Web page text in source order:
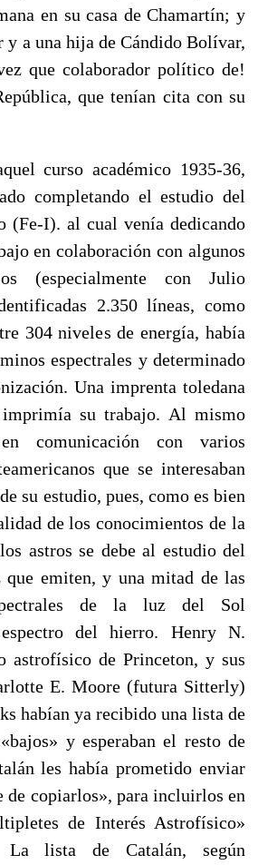
en su casa de Chamartín; y
y a una hija de Cándido Bolívar,
que colaborador político de!
que tenían cita con su
curso académico 1935-36,
completando el estudio del
(Fe-I). al cual venía dedicando
en colaboración con algunos
(especialmente con Julio
2.350 líneas, como
304 niveles de energía, había
espectrales y determi­nado
Una imprenta toledana
su trabajo. Al mismo
comu­nicación con varios
que se intere­saban
su estudio, pues, como es bien
de los conocimientos de la
astros se debe al estudio del
que emiten, y una mitad de las
de la luz del Sol
del hierro. Henry N.
astrofísico de Princeton, y sus
E. Moore (futura Sitterly)
habían ya recibido una lista de
y esperaban el resto de
les había prometido enviar
de copiarlos», para incluirlos en
de Interés Astrofísico»
La lista de Catalán, según